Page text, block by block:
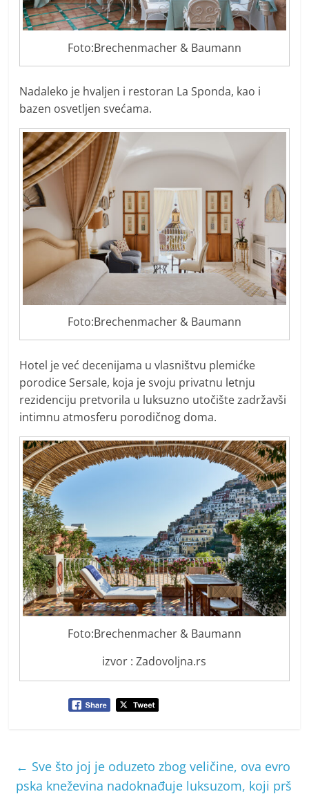
Foto:Brechenmacher & Baumann
Nadaleko je hvaljen i restoran La Sponda, kao i
bazen osvetljen svećama.
Foto:Brechenmacher & Baumann
Hotel je već decenijama u vlasništvu plemićke
porodice Sersale, koja je svoju privatnu letnju
rezidenciju pretvorila u luksuzno utočište zadržavši
intimnu atmosferu porodičnog doma.
Foto:Brechenmacher & Baumann
izvor : Zadovoljna.rs
← Sve što joj je oduzeto zbog veličine, ova evro
pska kneževina nadoknađuje luksuzom, koji prš